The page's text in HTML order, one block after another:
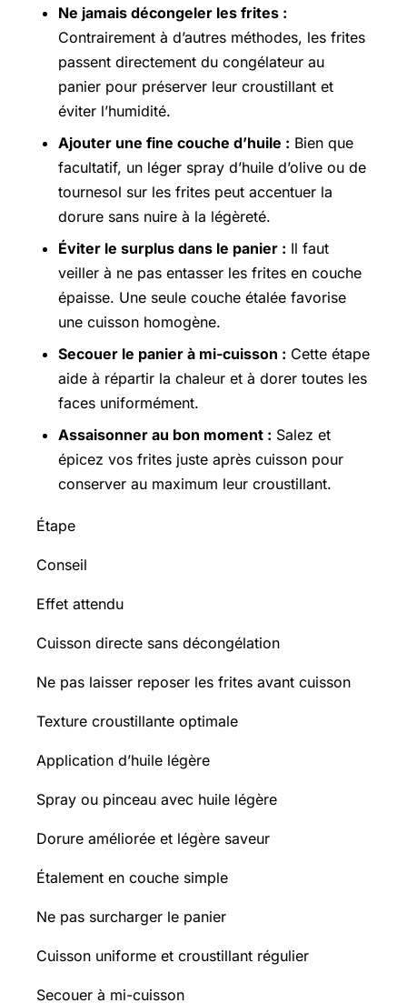
Ne jamais décongeler les frites :
Contrairement à d’autres méthodes, les frites
passent directement du congélateur au
panier pour préserver leur croustillant et
éviter l’humidité.
Ajouter une fine couche d’huile : Bien que
facultatif, un léger spray d’huile d’olive ou de
tournesol sur les frites peut accentuer la
dorure sans nuire à la légèreté.
Éviter le surplus dans le panier : Il faut
veiller à ne pas entasser les frites en couche
épaisse. Une seule couche étalée favorise
une cuisson homogène.
Secouer le panier à mi-cuisson : Cette étape
aide à répartir la chaleur et à dorer toutes les
faces uniformément.
Assaisonner au bon moment : Salez et
épicez vos frites juste après cuisson pour
conserver au maximum leur croustillant.
Étape
Conseil
Effet attendu
Cuisson directe sans décongélation
Ne pas laisser reposer les frites avant cuisson
Texture croustillante optimale
Application d’huile légère
Spray ou pinceau avec huile légère
Dorure améliorée et légère saveur
Étalement en couche simple
Ne pas surcharger le panier
Cuisson uniforme et croustillant régulier
Secouer à mi-cuisson